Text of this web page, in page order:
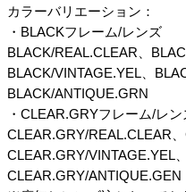
カラーバリエーション：
・BLACKフレーム/レンズ
BLACK/REAL.CLEAR、
BLACK/VINTAGE.YEL、
BLACK/ANTIQUE.GRN
・CLEAR.GRYフレーム/レン
CLEAR.GRY/REAL.CLEAR
CLEAR.GRY/VINTAGE.YEL
CLEAR.GRY/ANTIQUE.GEN